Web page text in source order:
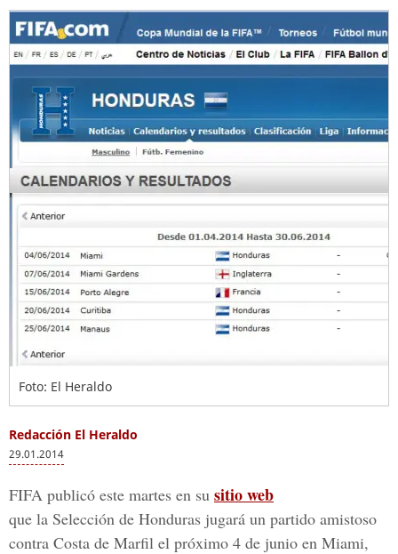
Foto: El Heraldo
Redacción El Heraldo
29.01.2014
FIFA publicó este martes en su sitio web
que la Selección de Honduras jugará un partido amistoso
contra Costa de Marfil el próximo 4 de junio en Miami,